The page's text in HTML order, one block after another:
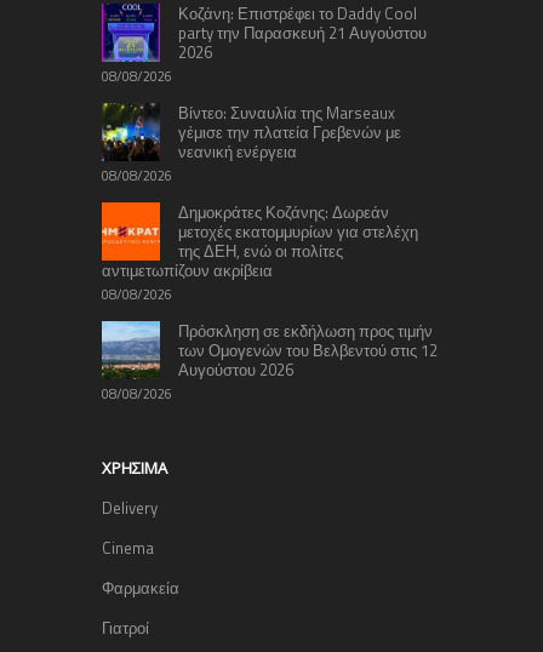
Κοζάνη: Επιστρέφει το Daddy Cool
party την Παρασκευή 21 Αυγούστου
2026
08/08/2026
Βίντεο: Συναυλία της Marseaux
γέμισε την πλατεία Γρεβενών με
νεανική ενέργεια
08/08/2026
Δημοκράτες Κοζάνης: Δωρεάν
μετοχές εκατομμυρίων για στελέχη
της ΔΕΗ, ενώ οι πολίτες
αντιμετωπίζουν ακρίβεια
08/08/2026
Πρόσκληση σε εκδήλωση προς τιμήν
των Ομογενών του Βελβεντού στις 12
Αυγούστου 2026
08/08/2026
ΧΡΉΣΙΜΑ
Delivery
Cinema
Φαρμακεία
Γιατροί